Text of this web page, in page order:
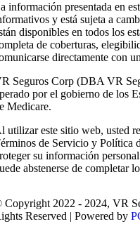
información presentada en
y está sujeta a
disponibles en todos los
de coberturas,
directamente con
Seguros Corp (DBA VR
por el gobierno de los
Medicare.
utilizar este sitio web, usted
de Servicio y Política
su información
abstenerse de completar
Copyright 2022 - 2024, VR
Reserved | Powered by